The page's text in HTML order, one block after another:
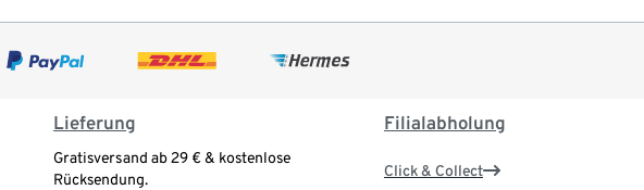
Lieferung
Gratisversand ab 29 € & kostenlose
Rücksendung.
Filialabholung
Click & Collect